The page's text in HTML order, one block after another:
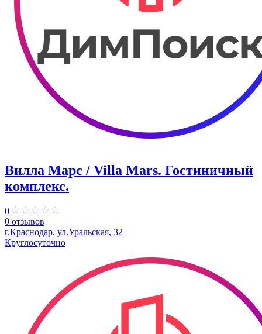
Вилла Марс / Villa Mars. Гостиничный
комплекс.
0
0 отзывов
г.Краснодар, ул.Уральская, 32
Круглосуточно